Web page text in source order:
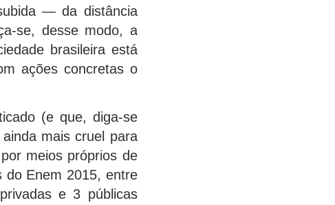
— da distância
se, desse modo, a
brasileira está
ações concretas o
(e que, diga-se
mais cruel para
meios próprios de
do Enem 2015, entre
e 3 públicas